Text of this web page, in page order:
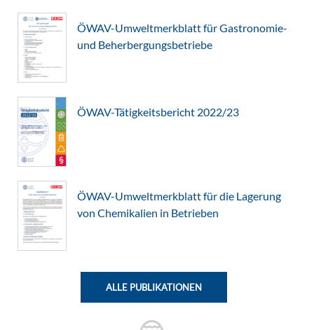
ÖWAV-Umweltmerkblatt für Gastronomie-
und Beherbergungsbetriebe
ÖWAV-Tätigkeitsbericht 2022/23
ÖWAV-Umweltmerkblatt für die Lagerung
von Chemikalien in Betrieben
ALLE PUBLIKATIONEN